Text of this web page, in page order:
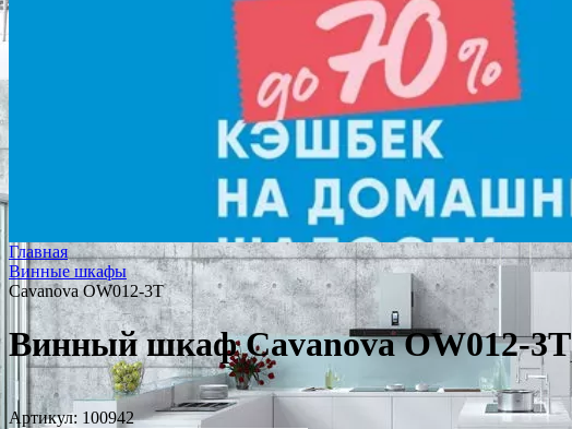
Главная
Винные шкафы
Cavanova OW012-3T
Винный шкаф Cavanova OW012-3T
Артикул: 100942